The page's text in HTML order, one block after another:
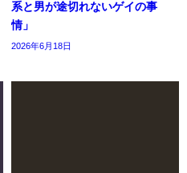
系と男が途切れないゲイの事
情」
2026年6月18日